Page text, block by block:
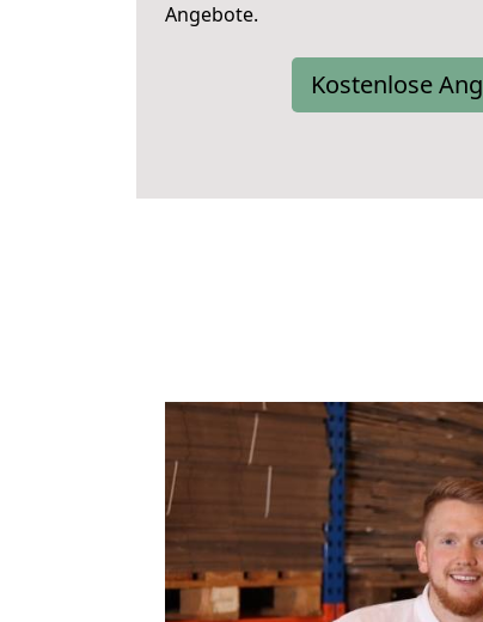
Angebote.
Kostenlose